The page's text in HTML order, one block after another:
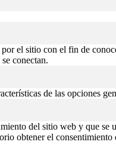
el sitio con el fin de
conectan.
de las opciones
del sitio web y que
obtener el